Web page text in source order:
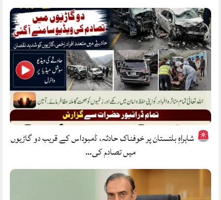
شاہراہِ بلتستان پر خوفناک حادثہ، ڈمبوداس کے قریب دو گاڑیوں
میں تصادم کی…